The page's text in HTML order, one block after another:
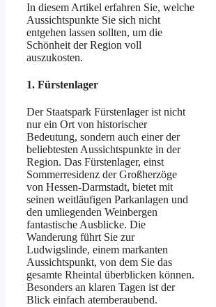
In diesem Artikel erfahren Sie, welche
Aussichtspunkte Sie sich nicht
entgehen lassen sollten, um die
Schönheit der Region voll
auszukosten.
1. Fürstenlager
Der Staatspark Fürstenlager ist nicht
nur ein Ort von historischer
Bedeutung, sondern auch einer der
beliebtesten Aussichtspunkte in der
Region. Das Fürstenlager, einst
Sommerresidenz der Großherzöge
von Hessen-Darmstadt, bietet mit
seinen weitläufigen Parkanlagen und
den umliegenden Weinbergen
fantastische Ausblicke. Die
Wanderung führt Sie zur
Ludwigslinde, einem markanten
Aussichtspunkt, von dem Sie das
gesamte Rheintal überblicken können.
Besonders an klaren Tagen ist der
Blick einfach atemberaubend.